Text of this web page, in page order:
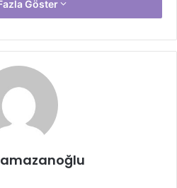
olmazsa olmazı kaliteli ve
banyoya zarif bir görünüm
açıdan banyoları bir üst
banyoda sade ve aynı
Banyonuzu
Göster